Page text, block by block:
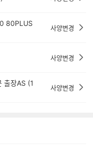
80PLUS
사양변경
사양변경
출장AS (1
사양변경